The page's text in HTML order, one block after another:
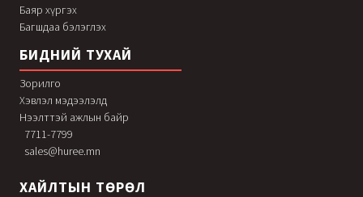
Баяр хүргэх
Багшдаа бэлэглэх
БИДНИЙ ТУХАЙ
Зорилго
Хэвлэл мэдээлэлд
Нээлттэй ажлын байр
7711-7799
sales@huree.mn
ХАЙЛТЫН ТӨРӨЛ